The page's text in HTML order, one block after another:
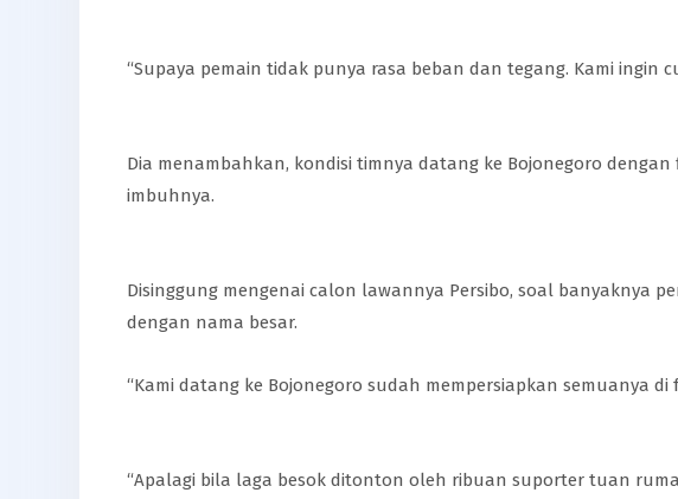
“Supaya pemain tidak punya rasa beban dan tegang. Kami ingin
Dia menambahkan, kondisi timnya datang ke Bojonegoro
imbuhnya.
Disinggung mengenai calon lawannya Persibo, soal banyaknya
dengan nama besar.
“Kami datang ke Bojonegoro sudah mempersiapkan semuanya
“Apalagi bila laga besok ditonton oleh ribuan suporter tuan